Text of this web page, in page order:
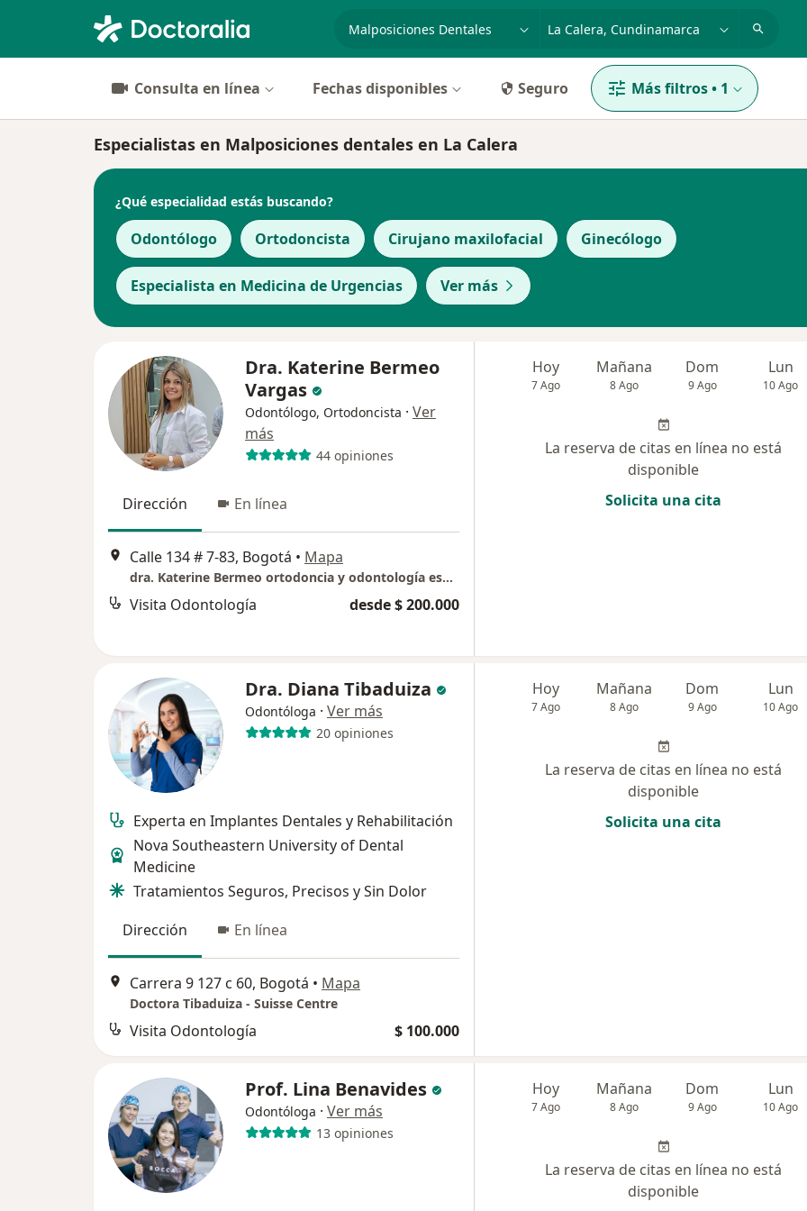
Consulta en línea Fechas disponibles Seguro Más filtros• 1
Especialistas en Malposiciones dentales en La Calera
¿Qué especialidad estás buscando?
Odontólogo Ortodoncista Cirujano maxilofacial Ginecólogo
Especialista en Medicina de Urgencias Ver más
Dra. Katerine Bermeo
Vargas
Odontólogo, Ortodoncista · Ver
más
44 opiniones
Dirección En línea
Calle 134 # 7-83, Bogotá • Mapa
dra. Katerine Bermeo ortodoncia y odontología especializada. Torre 2 piso 3 consultorio 234
Visita Odontología desde $ 200.000
Hoy
7 Ago
Mañana
8 Ago
Dom
9 Ago
Lun
10 Ago
La reserva de citas en línea no está
disponible
Solicita una cita
Dra. Diana Tibaduiza
Odontóloga · Ver más
20 opiniones
Experta en Implantes Dentales y Rehabilitación
Nova Southeastern University of Dental
Medicine
Tratamientos Seguros, Precisos y Sin Dolor
Dirección
En línea
Carrera 9 127 c 60, Bogotá • Mapa
Doctora Tibaduiza - Suisse Centre
Visita Odontología $ 100.000
Hoy
7 Ago
Mañana
8 Ago
Dom
9 Ago
Lun
10 Ago
La reserva de citas en línea no está
disponible
Solicita una cita
Prof. Lina Benavides
Odontóloga · Ver más
13 opiniones
Hoy
7 Ago
Mañana
8 Ago
Dom
9 Ago
Lun
10 Ago
La reserva de citas en línea no está
disponible